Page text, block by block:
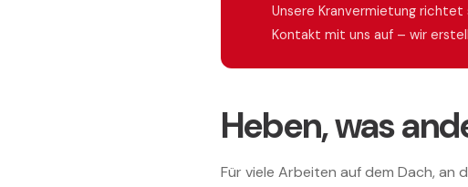
Und heben, was andere nicht heben können.Unsere Kranvermietung
Kontakt mit uns auf – wir
Heben, was
Für viele Arbeiten auf dem Dach,